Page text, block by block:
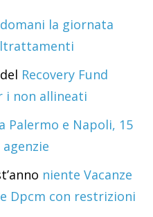
domani la giornata
Recovery Fund
i non allineati
Palermo e Napoli, 15
niente Vacanze
Dpcm con restrizioni